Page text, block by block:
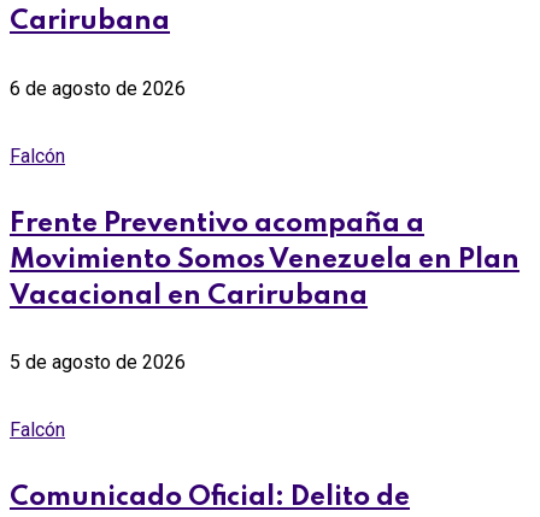
Carirubana
6 de agosto de 2026
Falcón
Frente Preventivo acompaña a
Movimiento Somos Venezuela en Plan
Vacacional en Carirubana
5 de agosto de 2026
Falcón
Comunicado Oficial: Delito de